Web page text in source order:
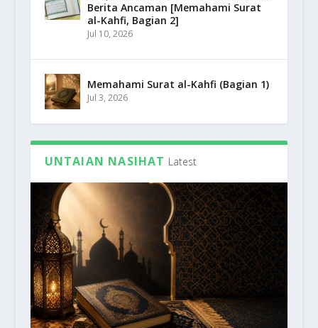
Berita Ancaman [Memahami Surat
al-Kahfi, Bagian 2]
Jul 10, 2026
Memahami Surat al-Kahfi (Bagian 1)
Jul 3, 2026
UNTAIAN NASIHAT Latest